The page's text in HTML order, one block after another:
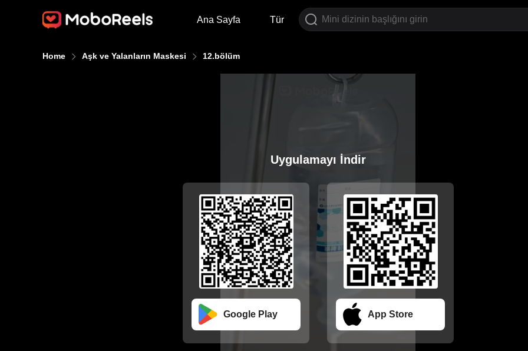
Ana Sayfa Tür
Home Aşk ve Yalanların Maskesi 12.bölüm
Uygulamayı İndir
Google Play App Store